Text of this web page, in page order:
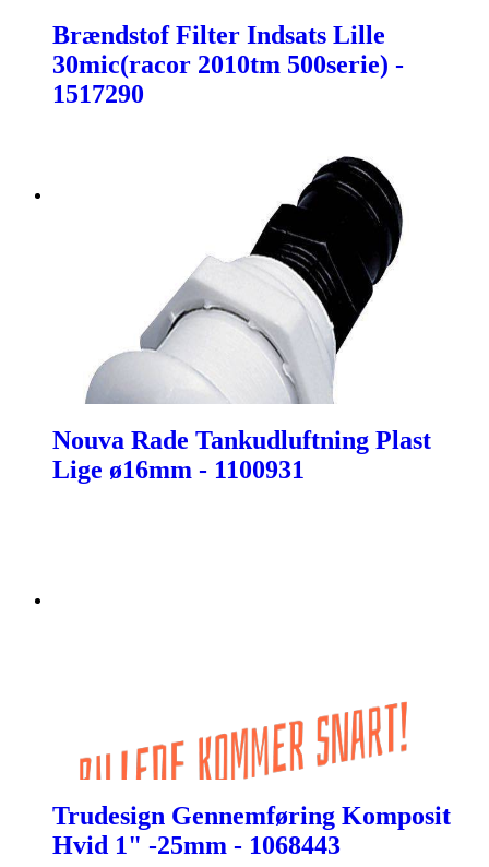
Brændstof Filter Indsats Lille
30mic(racor 2010tm 500serie) -
1517290
Nouva Rade Tankudluftning Plast
Lige ø16mm - 1100931
Trudesign Gennemføring Komposit
Hvid 1" -25mm - 1068443